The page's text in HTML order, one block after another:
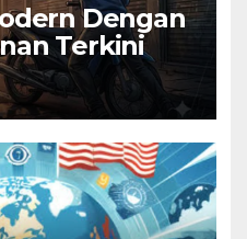
Dengan
Terkini